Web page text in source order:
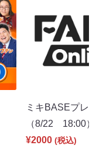
ミキBASEプレ
（8/22 18:00）
¥2000 (税込)